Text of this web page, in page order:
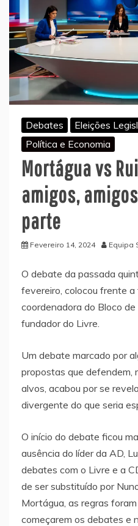
Debates
Eleições
Política e Economia
Mortágua vs
amigos,
parte
Fevereiro 14, 2024 Equipa
O debate da passada
fevereiro, colocou frente
coordenadora do Bloco de
fundador do Livre.
Um debate marcado por
propostas que defendem,
alvos, acabou por se
divergente do que seria
O início do debate ficou
ausência do líder da AD,
debates com o Livre e a
de ser substituído por
Mortágua, as regras
começarem os debates e